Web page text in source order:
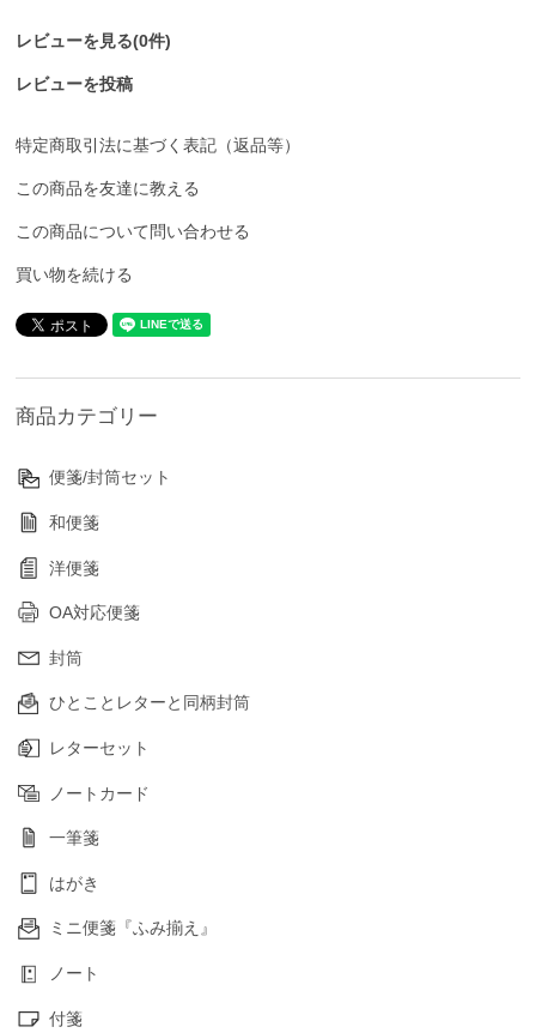
レビューを見る(0件)
レビューを投稿
特定商取引法に基づく表記（返品等）
この商品を友達に教える
この商品について問い合わせる
買い物を続ける
商品カテゴリー
便箋/封筒セット
和便箋
洋便箋
OA対応便箋
封筒
ひとことレターと同柄封筒
レターセット
ノートカード
一筆箋
はがき
ミニ便箋『ふみ揃え』
ノート
付箋